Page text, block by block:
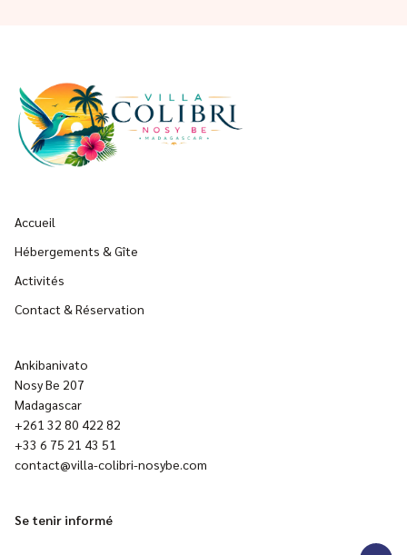
Accueil
Hébergements & Gîte
Activités
Contact & Réservation
Ankibanivato
Nosy Be 207
Madagascar
+261 32 80 422 82
+33 6 75 21 43 51
contact@villa-colibri-nosybe.com
Se tenir informé